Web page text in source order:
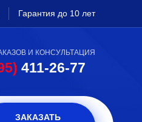
Гарантия до 10 лет
И КОНСУЛЬТАЦИЯ
411-26-77
ЗАКАЗАТЬ